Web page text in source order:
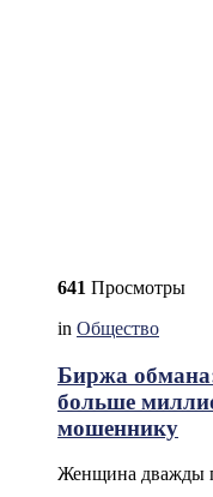
641 Просмотры
in Общество
Биржа
больше
мошеннику
Женщина дважды